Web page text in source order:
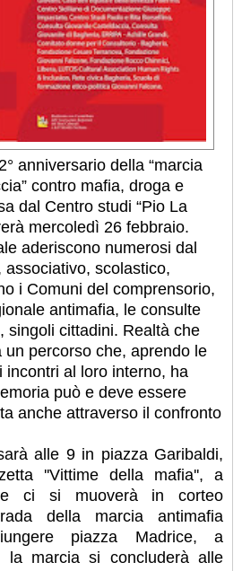
anniversario della “marcia
contro mafia, droga e
dal Centro studi “Pio La
mercoledì 26 febbraio.
aderiscono numerosi dal
scolastico,
i Comuni del comprensorio,
antimafia, le consulte
singoli cittadini. Realtà che
un percorso che, aprendo le
incontri al loro interno, ha
può e deve essere
anche attraverso il confronto
alle 9 in piazza Garibaldi,
''Vittime della mafia'', a
ci si muoverà in corteo
della marcia antimafia
piazza Madrice, a
la marcia si concluderà alle